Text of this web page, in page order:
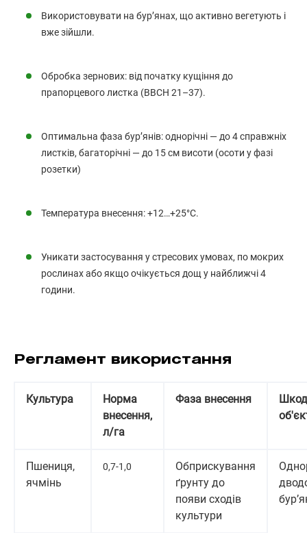
Використовувати на бур’янах, що активно вегетують і
вже зійшли.
Обробка зернових: від початку кущіння до
прапорцевого листка (BBCH 21–37).
Оптимальна фаза бур’янів: однорічні — до 4 справжніх
листків, багаторічні — до 15 см висоти (осоти у фазі
розетки)
Температура внесення: +12…+25°C.
Уникати застосування у стресових умовах, по мокрих
рослинах або якщо очікується дощ у найближчі 4
години.
Регламент використання
Культура
Норма
внесення,
л/га
Фаза внесення
Пшениця,
ячмінь
0,7-1,0
Обприскування
ґрунту до
появи сходів
культури